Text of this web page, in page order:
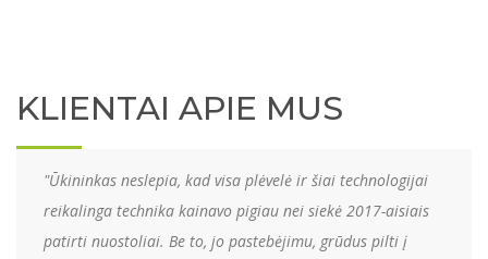
KLIENTAI APIE MUS
"Ūkininkas neslepia, kad visa plėvelė ir šiai technologijai
reikalinga technika kainavo pigiau nei siekė 2017-aisiais
patirti nuostoliai. Be to, jo pastebėjimu, grūdus pilti į